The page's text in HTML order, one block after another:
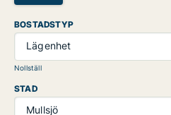
BOSTADSTYP
Lägenhet
Nollställ
STAD
Mullsjö